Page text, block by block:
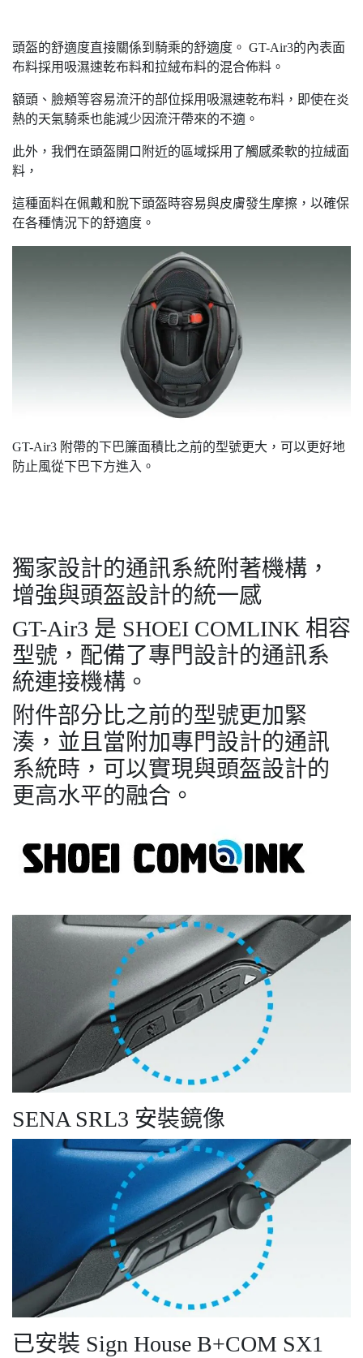
頭盔的舒適度直接關係到騎乘的舒適度。 GT-Air3的內表面
布料採用吸濕速乾布料和拉絨布料的混合佈料。
額頭、臉頰等容易流汗的部位採用吸濕速乾布料，即使在炎
熱的天氣騎乘也能減少因流汗帶來的不適。
此外，我們在頭盔開口附近的區域採用了觸感柔軟的拉絨面
料，
這種面料在佩戴和脫下頭盔時容易與皮膚發生摩擦，以確保
在各種情況下的舒適度。
GT-Air3 附帶的下巴簾面積比之前的型號更大，可以更好地
防止風從下巴下方進入。
獨家設計的通訊系統附著機構，
增強與頭盔設計的統一感
GT-Air3 是 SHOEI COMLINK 相容
型號，配備了專門設計的通訊系
統連接機構。
附件部分比之前的型號更加緊
湊，並且當附加專門設計的通訊
系統時，可以實現與頭盔設計的
更高水平的融合。
SENA SRL3 安裝鏡像
已安裝 Sign House B+COM SX1